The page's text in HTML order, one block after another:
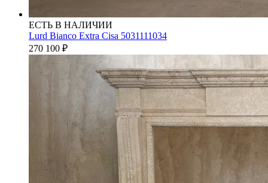
ЕСТЬ В НАЛИЧИИ
Lurd Bianco Extra Cisa 5031111034
270 100 ₽